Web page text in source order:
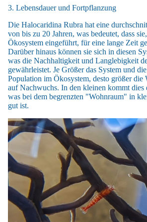
3. Lebensdauer und Fortpflanzung
Die Halocaridina Rubra hat eine
von bis zu 20 Jahren, was bedeutet, dass
Ökosystem eingeführt, für eine lange Zeit
Darüber hinaus können sie sich in diesen
was die Nachhaltigkeit und Langlebigkeit
gewährleistet. Je Größer das System und
Population im Ökosystem, desto größer die
auf Nachwuchs. In den kleinen kommt dies
was bei dem begrenzten "Wohnraum" in
gut ist.